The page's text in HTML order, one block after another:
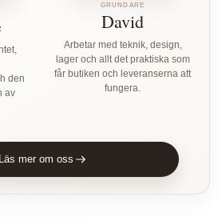
den
av
GRUNDARE
David
Arbetar med teknik, design,
lager och allt det praktiska som
får butiken och leveranserna att
fungera.
Läs mer om oss